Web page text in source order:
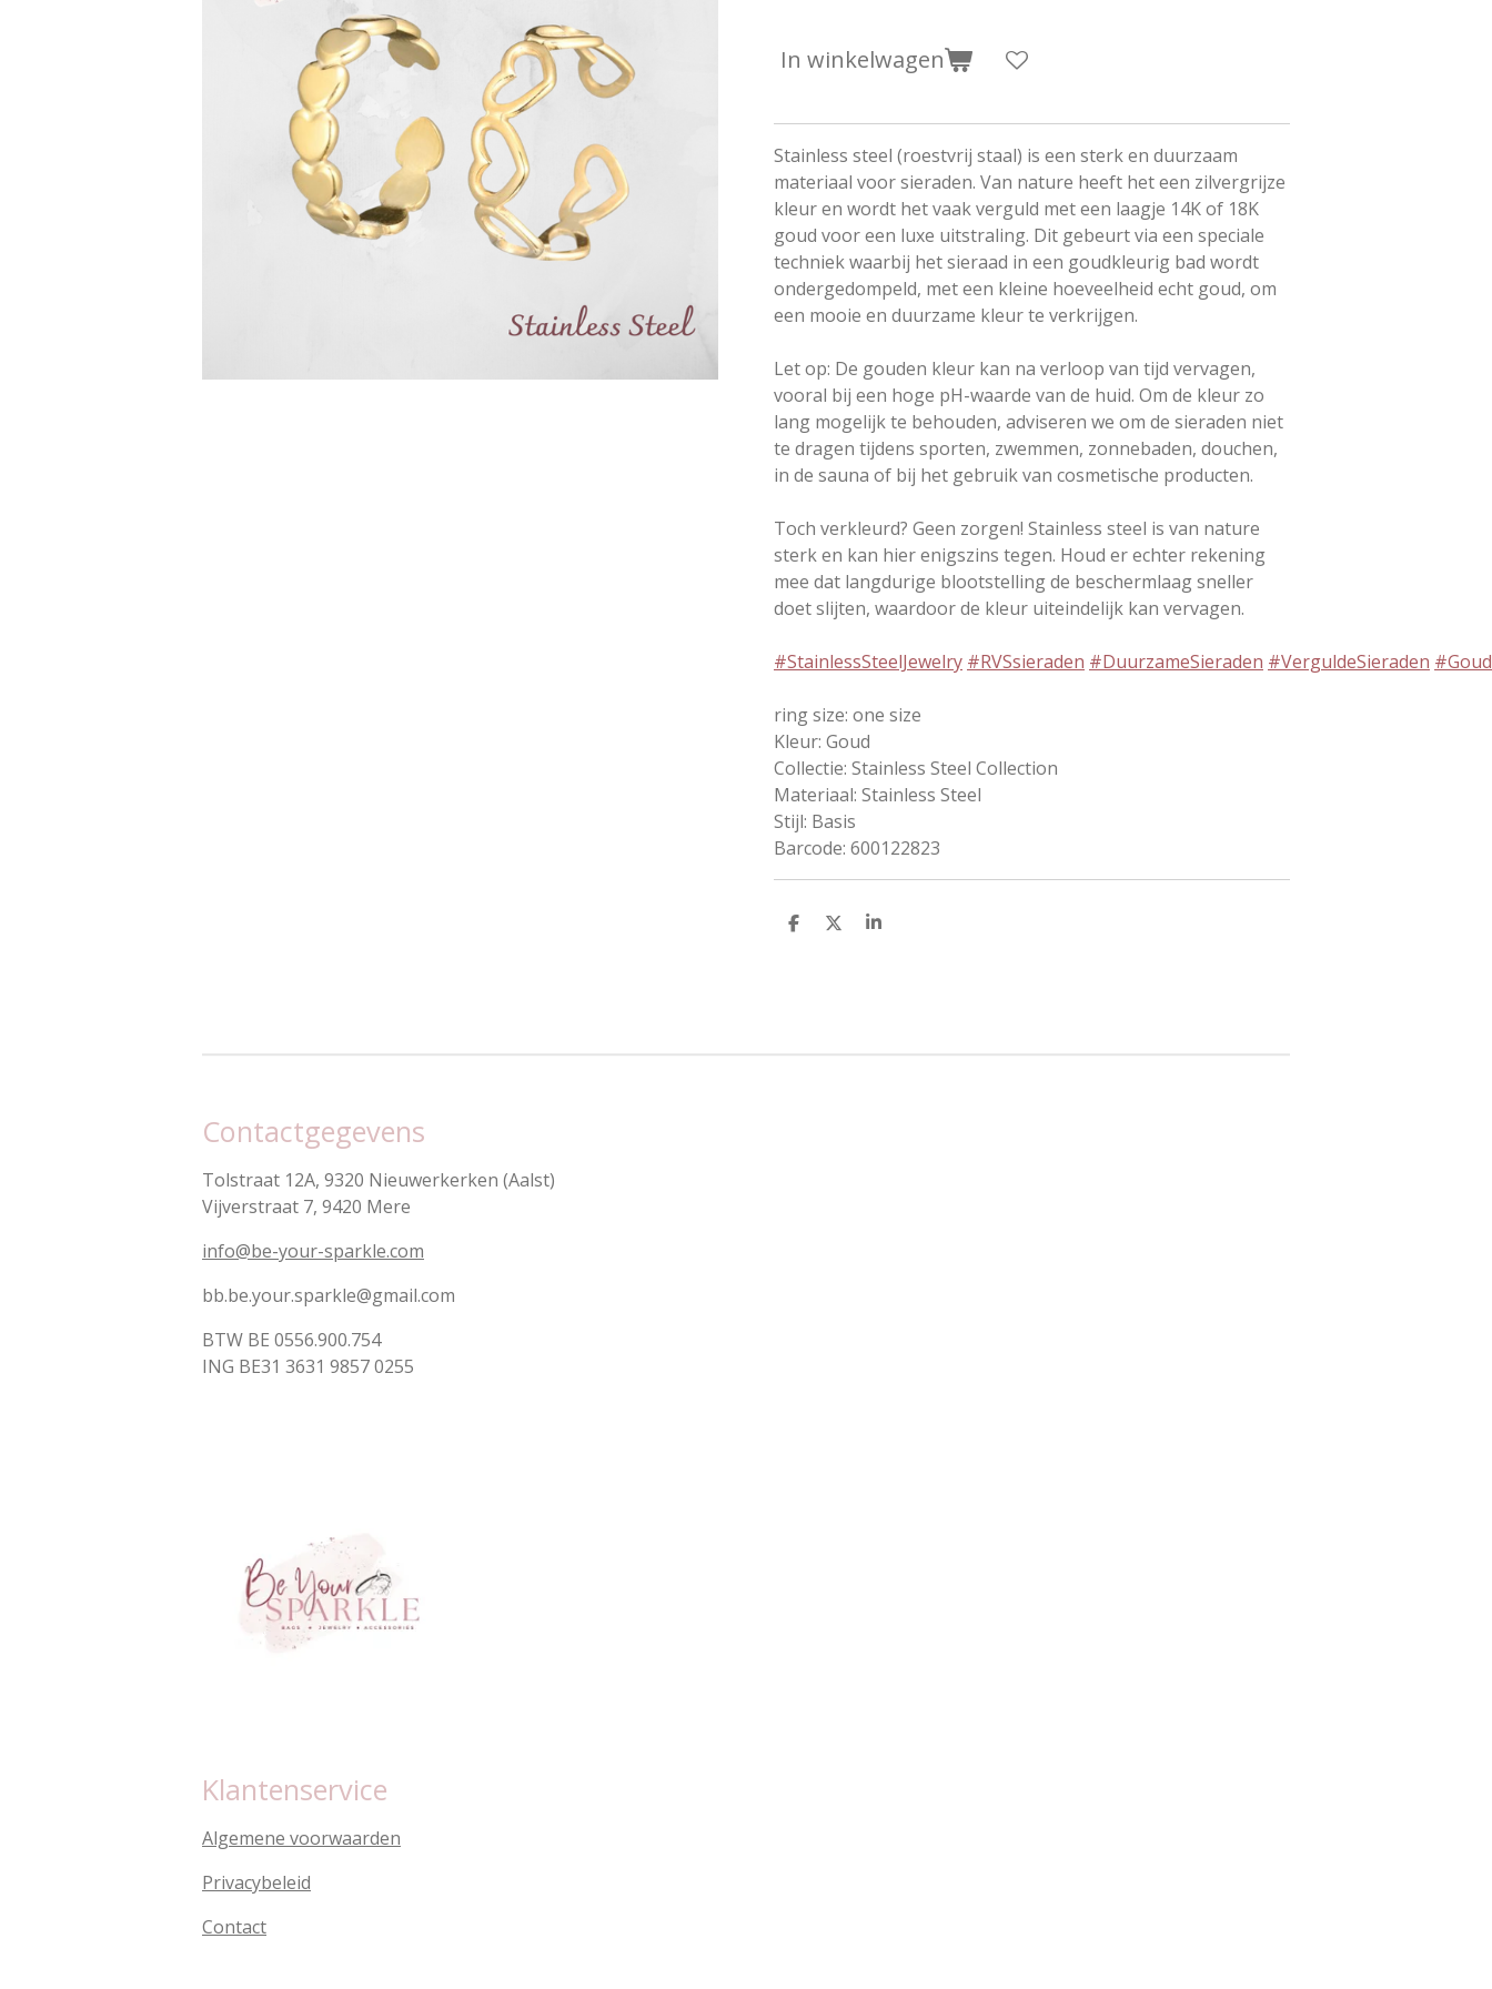
In winkelwagen
Stainless steel (roestvrij staal) is een sterk en duurzaam
materiaal voor sieraden. Van nature heeft het een zilvergrijze
kleur en wordt het vaak verguld met een laagje 14K of 18K
goud voor een luxe uitstraling. Dit gebeurt via een speciale
techniek waarbij het sieraad in een goudkleurig bad wordt
ondergedompeld, met een kleine hoeveelheid echt goud, om
een mooie en duurzame kleur te verkrijgen.
Let op: De gouden kleur kan na verloop van tijd vervagen,
vooral bij een hoge pH-waarde van de huid. Om de kleur zo
lang mogelijk te behouden, adviseren we om de sieraden niet
te dragen tijdens sporten, zwemmen, zonnebaden, douchen,
in de sauna of bij het gebruik van cosmetische producten.
Toch verkleurd? Geen zorgen! Stainless steel is van nature
sterk en kan hier enigszins tegen. Houd er echter rekening
mee dat langdurige blootstelling de beschermlaag sneller
doet slijten, waardoor de kleur uiteindelijk kan vervagen.
#StainlessSteelJewelry #RVSsieraden #DuurzameSieraden #VerguldeSieraden
ring size: one size
Kleur: Goud
Collectie: Stainless Steel Collection
Materiaal: Stainless Steel
Stijl: Basis
Barcode: 600122823
D
D
S
Contactgegevens
Tolstraat 12A, 9320 Nieuwerkerken (Aalst)
Vijverstraat 7, 9420 Mere
info@be-your-sparkle.com
bb.be.your.sparkle@gmail.com
BTW BE 0556.900.754
ING BE31 3631 9857 0255
Klantenservice
Algemene voorwaarden
Privacybeleid
Contact